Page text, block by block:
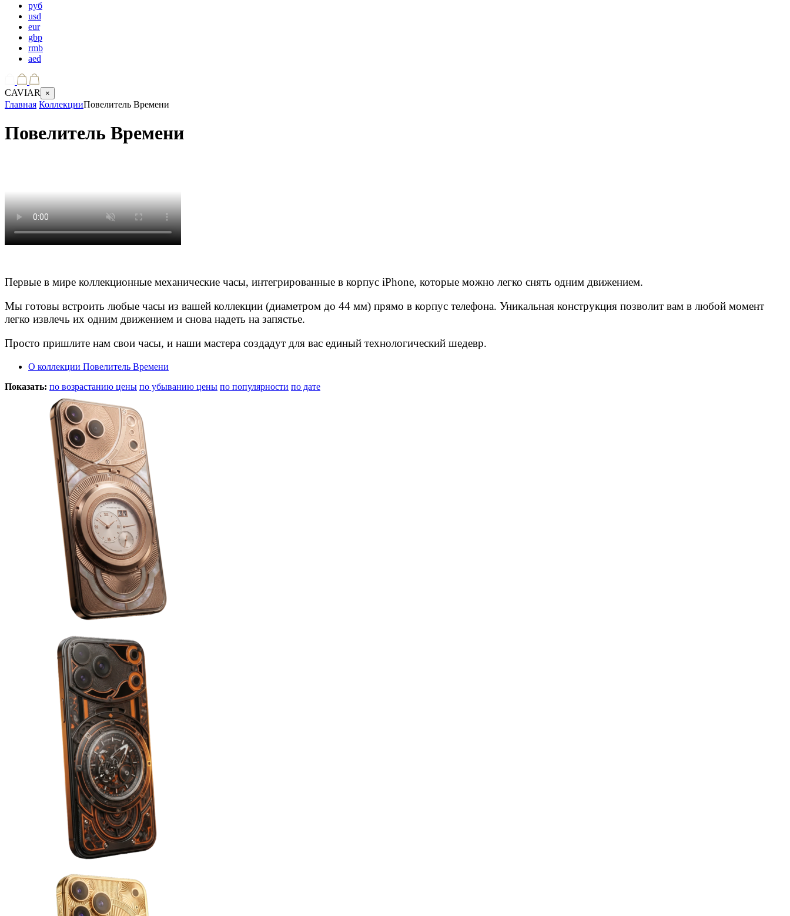
руб
usd
eur
gbp
rmb
aed
CAVIAR ×
Главная КоллекцииПовелитель Времени
Повелитель Времени
Первые в мире коллекционные механические часы, интегрированные в корпус iPhone, которые можно легко снять одним движением.
Мы готовы встроить любые часы из вашей коллекции (диаметром до 44 мм) прямо в корпус телефона. Уникальная конструкция позволит вам в любой момент
легко извлечь их одним движением и снова надеть на запястье.
Просто пришлите нам свои часы, и наши мастера создадут для вас единый технологический шедевр.
О коллекции Повелитель Времени
Показать: по возрастанию цены по убыванию цены по популярности по дате